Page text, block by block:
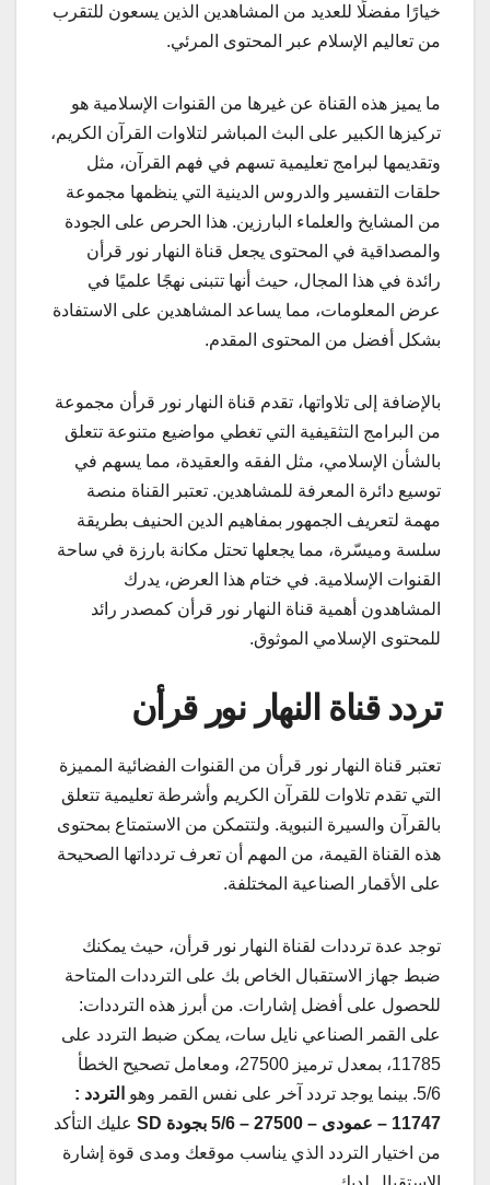
خيارًا مفضلًا للعديد من المشاهدين الذين يسعون للتقرب
من تعاليم الإسلام عبر المحتوى المرئي.
ما يميز هذه القناة عن غيرها من القنوات الإسلامية هو
تركيزها الكبير على البث المباشر لتلاوات القرآن الكريم،
وتقديمها لبرامج تعليمية تسهم في فهم القرآن، مثل
حلقات التفسير والدروس الدينية التي ينظمها مجموعة
من المشايخ والعلماء البارزين. هذا الحرص على الجودة
والمصداقية في المحتوى يجعل قناة النهار نور قرأن
رائدة في هذا المجال، حيث أنها تتبنى نهجًا علميًا في
عرض المعلومات، مما يساعد المشاهدين على الاستفادة
بشكل أفضل من المحتوى المقدم.
بالإضافة إلى تلاواتها، تقدم قناة النهار نور قرأن مجموعة
من البرامج التثقيفية التي تغطي مواضيع متنوعة تتعلق
بالشأن الإسلامي، مثل الفقه والعقيدة، مما يسهم في
توسيع دائرة المعرفة للمشاهدين. تعتبر القناة منصة
مهمة لتعريف الجمهور بمفاهيم الدين الحنيف بطريقة
سلسة وميسّرة، مما يجعلها تحتل مكانة بارزة في ساحة
القنوات الإسلامية. في ختام هذا العرض، يدرك
المشاهدون أهمية قناة النهار نور قرأن كمصدر رائد
للمحتوى الإسلامي الموثوق.
تردد قناة النهار نور قرأن
تعتبر قناة النهار نور قرأن من القنوات الفضائية المميزة
التي تقدم تلاوات للقرآن الكريم وأشرطة تعليمية تتعلق
بالقرآن والسيرة النبوية. ولتتمكن من الاستمتاع بمحتوى
هذه القناة القيمة، من المهم أن تعرف تردداتها الصحيحة
على الأقمار الصناعية المختلفة.
توجد عدة ترددات لقناة النهار نور قرأن، حيث يمكنك
ضبط جهاز الاستقبال الخاص بك على الترددات المتاحة
للحصول على أفضل إشارات. من أبرز هذه الترددات:
على القمر الصناعي نايل سات، يمكن ضبط التردد على
11785، بمعدل ترميز 27500، ومعامل تصحيح الخطأ
5/6. بينما يوجد تردد آخر على نفس القمر وهو
التردد :
11747 – عمودى – 27500 – 5/6 بجودة SD
عليك التأكد
من اختيار التردد الذي يناسب موقعك ومدى قوة إشارة